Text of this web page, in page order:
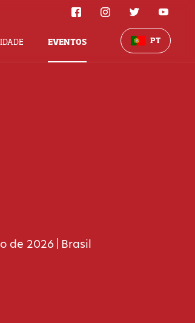
de 2026 Brasil
EVENTOS PT